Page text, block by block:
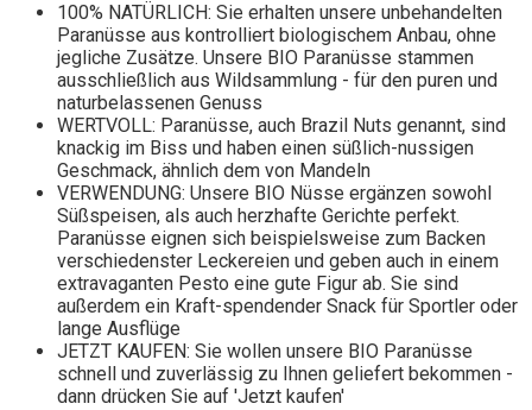
100% NATÜRLICH: Sie erhalten unsere unbehandelten
Paranüsse aus kontrolliert biologischem Anbau, ohne
jegliche Zusätze. Unsere BIO Paranüsse stammen
ausschließlich aus Wildsammlung - für den puren und
naturbelassenen Genuss
WERTVOLL: Paranüsse, auch Brazil Nuts genannt, sind
knackig im Biss und haben einen süßlich-nussigen
Geschmack, ähnlich dem von Mandeln
VERWENDUNG: Unsere BIO Nüsse ergänzen sowohl
Süßspeisen, als auch herzhafte Gerichte perfekt.
Paranüsse eignen sich beispielsweise zum Backen
verschiedenster Leckereien und geben auch in einem
extravaganten Pesto eine gute Figur ab. Sie sind
außerdem ein Kraft-spendender Snack für Sportler oder
lange Ausflüge
JETZT KAUFEN: Sie wollen unsere BIO Paranüsse
schnell und zuverlässig zu Ihnen geliefert bekommen -
dann drücken Sie auf 'Jetzt kaufen'